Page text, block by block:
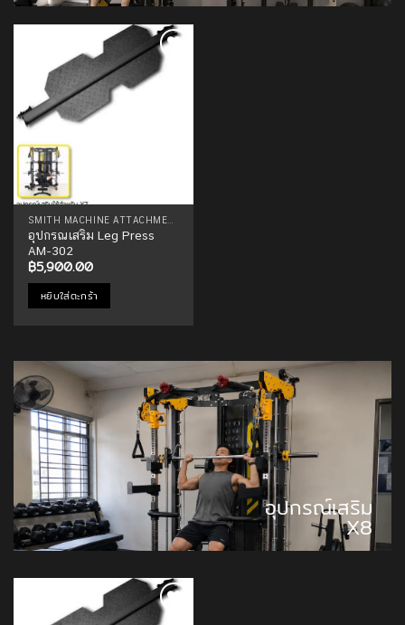
Add to
Wishlist
อุปกรณเสริม Leg Press
AM-302
฿5,900.00
หยิบใส่ตะกร้า
อุปกรณ์เสริม
X8